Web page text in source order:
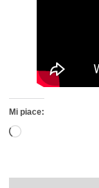
Mi piace: